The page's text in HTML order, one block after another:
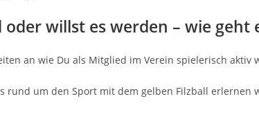
willst es werden – wie geht
an wie Du als Mitglied im Verein spielerisch aktiv
rund um den Sport mit dem gelben Filzball erlernen